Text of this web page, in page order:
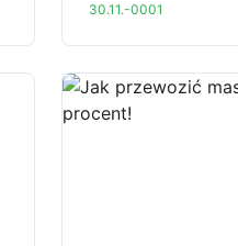
30.11.-0001